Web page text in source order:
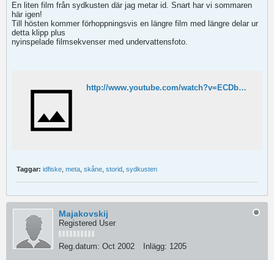
En liten film från sydkusten där jag metar id. Snart har vi sommaren
här igen!
Till hösten kommer förhoppningsvis en längre film med längre delar ur
detta klipp plus
nyinspelade filmsekvenser med undervattensfoto.
http://www.youtube.com/watch?v=ECDbV1Gm164
Taggar: idfiske meta skåne storid sydkusten
Majakovskij
Registered User
Reg.datum: Oct 2002 Inlägg: 1205